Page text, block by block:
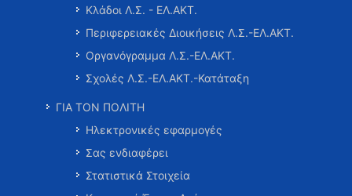
Κλάδοι Λ.Σ. - ΕΛ.ΑΚΤ.
Περιφερειακές Διοικήσεις Λ.Σ.-ΕΛ.ΑΚΤ.
Οργανόγραμμα Λ.Σ.-ΕΛ.ΑΚΤ.
Σχολές Λ.Σ.-ΕΛ.ΑΚΤ.-Κατάταξη
ΓΙΑ ΤΟΝ ΠΟΛΙΤΗ
Ηλεκτρονικές εφαρμογές
Σας ενδιαφέρει
Στατιστικά Στοιχεία